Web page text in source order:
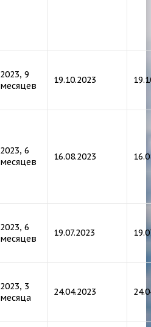
2023, 9
месяцев
19.10.2023
2023, 6
месяцев
16.08.2023
2023, 6
месяцев
19.07.2023
2023, 3
месяца
24.04.2023